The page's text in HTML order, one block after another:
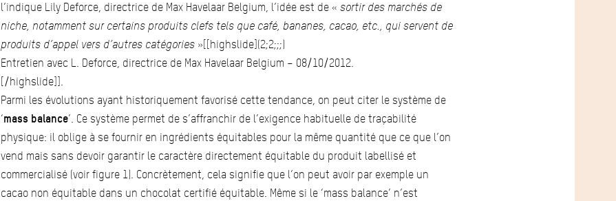
l’indique Lily Deforce, directrice de Max Havelaar Belgium, l’idée est de « sortir des marchés de
niche, notamment sur certains produits clefs tels que café, bananes, cacao, etc., qui servent de
produits d’appel vers d’autres catégories »[[highslide](2;2;;;)
Entretien avec L. Deforce, directrice de Max Havelaar Belgium – 08/10/2012.
[/highslide]].
Parmi les évolutions ayant historiquement favorisé cette tendance, on peut citer le système de
‘mass balance’. Ce système permet de s’affranchir de l’exigence habituelle de traçabilité
physique: il oblige à se fournir en ingrédients équitables pour la même quantité que ce que l’on
vend mais sans devoir garantir le caractère directement équitable du produit labellisé et
commercialisé (voir figure 1). Concrètement, cela signifie que l’on peut avoir par exemple un
cacao non équitable dans un chocolat certifié équitable. Même si le ‘mass balance’ n’est